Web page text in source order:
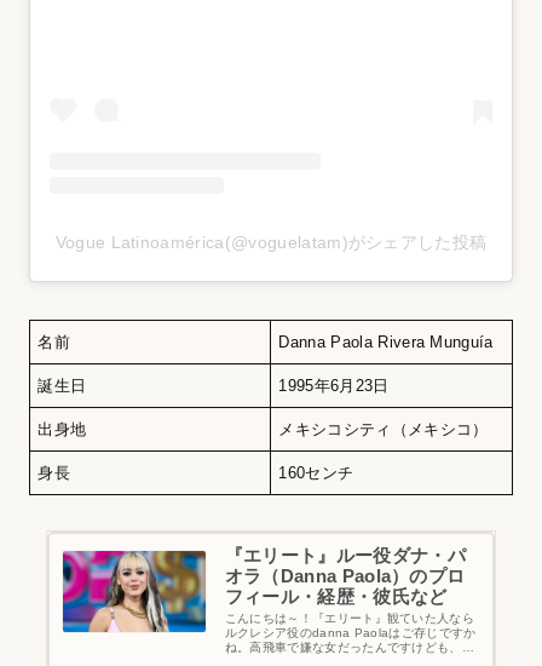
Vogue Latinoamérica(@voguelatam)がシェアした投稿
名前 Danna Paola Rivera Munguía
誕生日 1995年6月23日
出身地 メキシコシティ（メキシコ）
身長 160センチ
『エリート』ルー役ダナ・パ
オラ（Danna Paola）のプロ
フィール・経歴・彼氏など
こんにちは～！『エリート』観ていた人なら
ルクレシア役のdanna Paolaはご存じですか
ね。高飛車で嫌な女だったんですけども、こ